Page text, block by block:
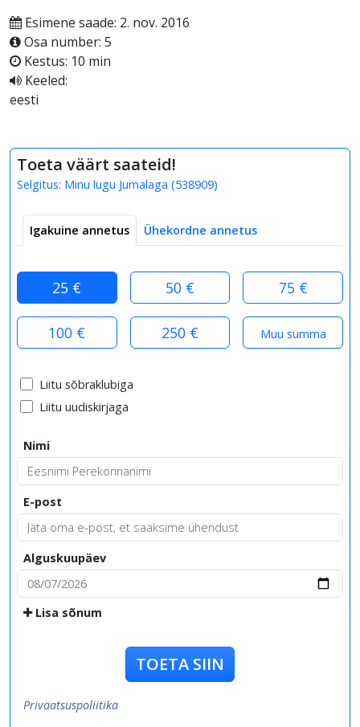
Esimene saade: 2. nov. 2016
Osa number: 5
Kestus: 10 min
Keeled:
eesti
Toeta väärt saateid!
Selgitus: Minu lugu Jumalaga (538909)
Igakuine annetus Ühekordne annetus
25 € 50 € 75 €
100 € 250 €
Liitu sõbraklubiga
Liitu uudiskirjaga
Nimi
E-post
Alguskuupäev
Lisa sõnum
TOETA SIIN
Privaatsuspoliitika